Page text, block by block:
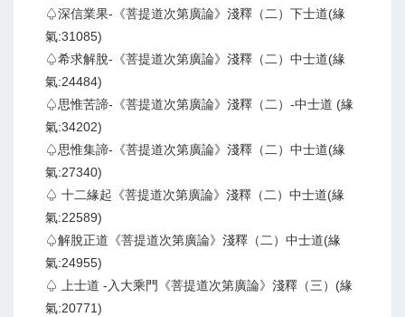
♤深信業果-《菩提道次第廣論》淺釋（二）下士道(緣
氣:31085)
♤希求解脫-《菩提道次第廣論》淺釋（二）中士道(緣
氣:24484)
♤思惟苦諦-《菩提道次第廣論》淺釋（二）-中士道 (緣
氣:34202)
♤思惟集諦-《菩提道次第廣論》淺釋（二）中士道(緣
氣:27340)
♤ 十二緣起《菩提道次第廣論》淺釋（二）中士道(緣
氣:22589)
♤解脫正道《菩提道次第廣論》淺釋（二）中士道(緣
氣:24955)
♤ 上士道 -入大乘門《菩提道次第廣論》淺釋（三）(緣
氣:20771)